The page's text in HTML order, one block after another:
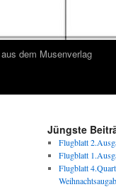
dem Musenverlag
Jüngste
Flugblatt
Flugblatt
Flugblatt